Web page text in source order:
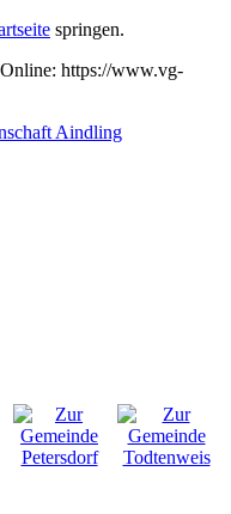
springen.
https://www.vg-